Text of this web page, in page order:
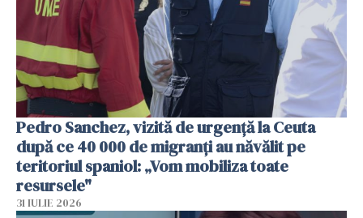
Pedro Sanchez, vizită de urgență la Ceuta
după ce 40 000 de migranți au năvălit pe
teritoriul spaniol: „Vom mobiliza toate
resursele"
31 IULIE 2026